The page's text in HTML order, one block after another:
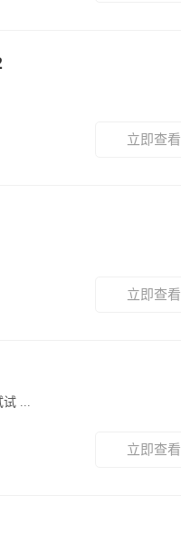
立即查看
立即查看
经过反馈 说好像被和谐掉了 如果想尝试一下的就去试试 ...
立即查看